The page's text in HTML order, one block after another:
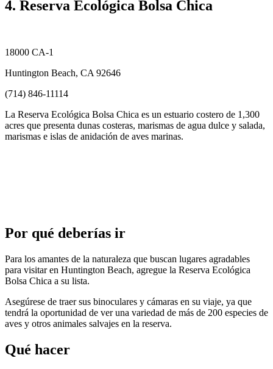
4. Reserva Ecológica Bolsa Chica
18000 CA-1
Huntington Beach, CA 92646
(714) 846-11114
La Reserva Ecológica Bolsa Chica es un estuario costero de 1,300
acres que presenta dunas costeras, marismas de agua dulce y salada,
marismas e islas de anidación de aves marinas.
Por qué deberías ir
Para los amantes de la naturaleza que buscan lugares agradables
para visitar en Huntington Beach, agregue la Reserva Ecológica
Bolsa Chica a su lista.
Asegúrese de traer sus binoculares y cámaras en su viaje, ya que
tendrá la oportunidad de ver una variedad de más de 200 especies de
aves y otros animales salvajes en la reserva.
Qué hacer